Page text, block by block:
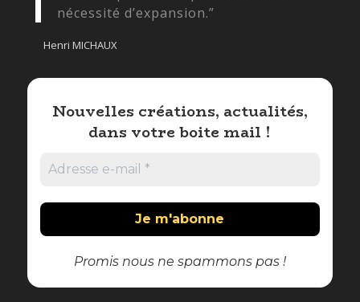
nécessité d’expansion.”
Henri MICHAUX
Nouvelles créations, actualités,
dans votre boite mail !
Promis nous ne spammons pas !